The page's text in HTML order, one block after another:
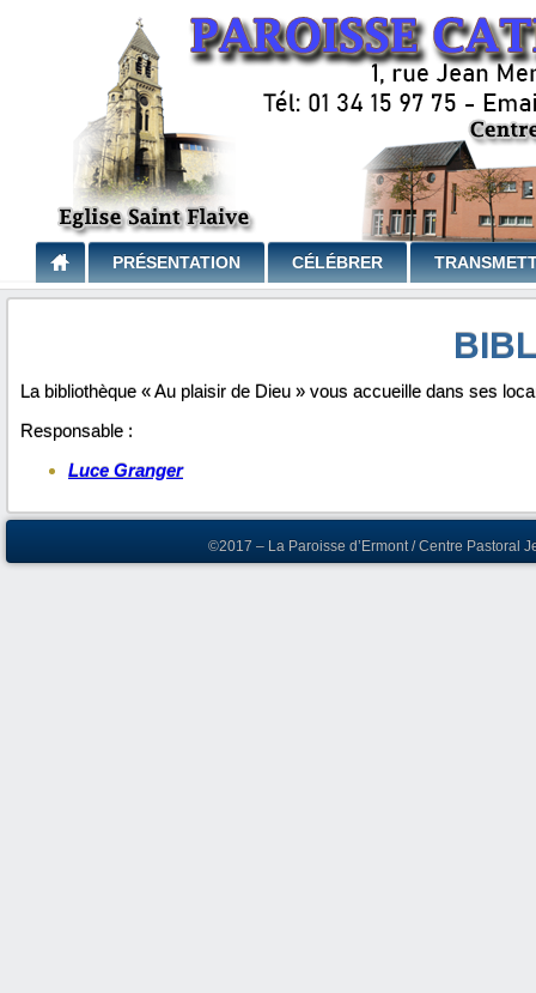
PRÉSENTATION CÉLÉBRER
La bibliothèque « Au plaisir de Dieu » vous accueille dans ses
Responsable :
Luce Granger
©2017 – La Paroisse d’Ermont / Centre Pastoral